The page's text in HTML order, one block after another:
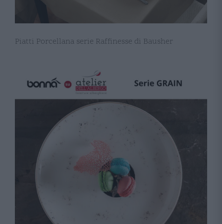
Piatti Porcellana serie Raffinesse di Bausher